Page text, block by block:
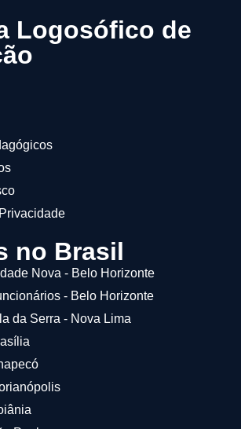
Logosófico de
no Brasil
Nova - Belo Horizonte
- Belo Horizonte
da Serra - Nova Lima